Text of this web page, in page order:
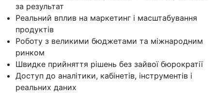
за результат
Реальний вплив на маркетинг і масштабування
продуктів
Роботу з великими бюджетами та міжнародним
ринком
Швидке прийняття рішень без зайвої бюрократії
Доступ до аналітики, кабінетів, інструментів і
реальних даних